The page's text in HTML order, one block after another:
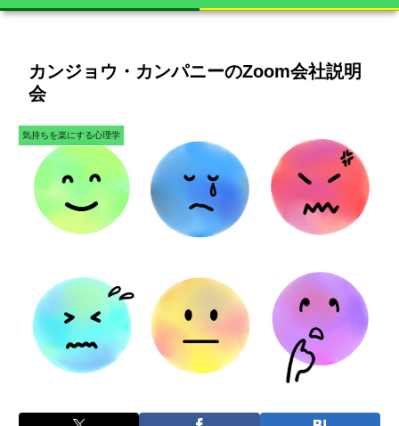
カンジョウ・カンパニーのZoom会社説明
会
気持ちを楽にする心理学